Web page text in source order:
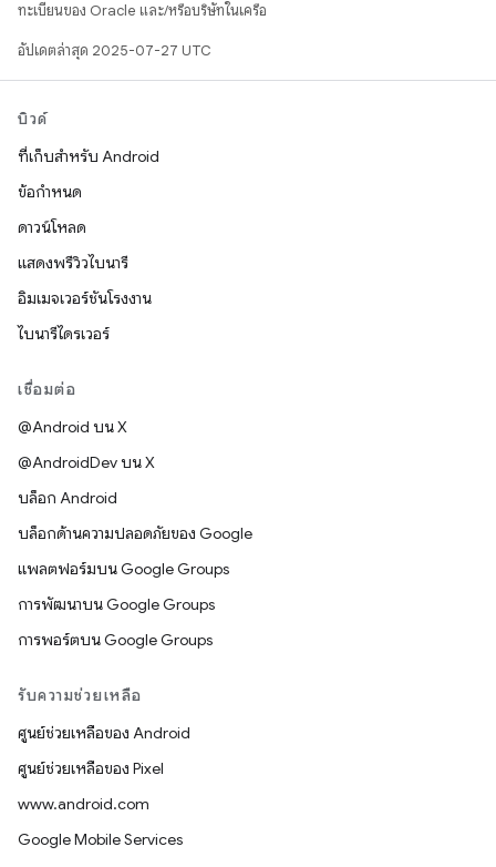
ทะเบียนของ Oracle และ/หรือบริษัทในเครือ
อัปเดตล่าสุด 2025-07-27 UTC
บิวด์
ที่เก็บสำหรับ Android
ข้อกำหนด
ดาวน์โหลด
แสดงพรีวิวไบนารี
อิมเมจเวอร์ชันโรงงาน
ไบนารีไดรเวอร์
เชื่อมต่อ
@Android บน X
@AndroidDev บน X
บล็อก Android
บล็อกด้านความปลอดภัยของ Google
แพลตฟอร์มบน Google Groups
การพัฒนาบน Google Groups
การพอร์ตบน Google Groups
รับความช่วยเหลือ
ศูนย์ช่วยเหลือของ Android
ศูนย์ช่วยเหลือของ Pixel
www.android.com
Google Mobile Services